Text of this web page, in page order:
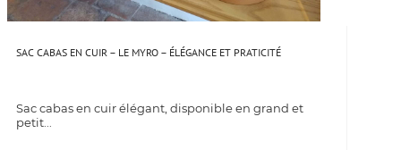
SAC CABAS EN CUIR – LE MYRO – ÉLÉGANCE ET PRATICITÉ
Sac cabas en cuir élégant, disponible en grand et
petit...